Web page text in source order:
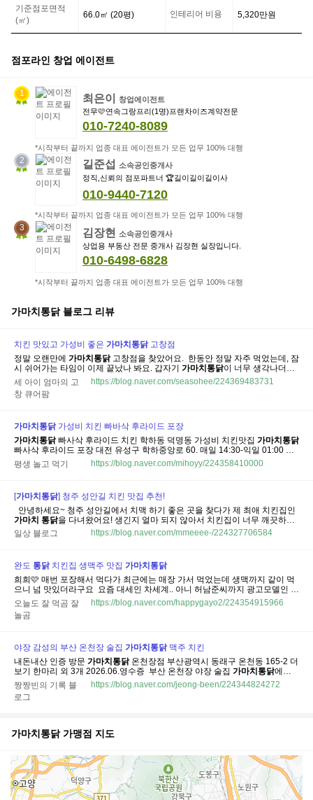
어
비
용
보
기준점포면적
(㎡)
66.0㎡ (20평) 인테리어 비용 5,320만원
점포라인 창업 에이전트
1 최은이
창업에이전트
전무🩷연속그랑프리(1명)프랜차이즈계약전문
010-7240-8089
*시작부터 끝까지 업종 대표 에이전트가 모든 업무 100% 대행
2 길준섭
소속공인중개사
정직,신뢰의 점포파트너 🏆길이길이길이사
010-9440-7120
*시작부터 끝까지 업종 대표 에이전트가 모든 업무 100% 대행
3 김장현
소속공인중개사
상업용 부동산 전문 중개사 김장현 실장입니다.
010-6498-6828
*시작부터 끝까지 업종 대표 에이전트가 모든 업무 100% 대행
가마치통닭블로그 리뷰
치킨 맛있고 가성비 좋은 가마치 통닭고창점
정말 오랜만에 가마치 통닭고창점을 찾았어요. ​ 한동안 정말 자주 먹었는데, 잠
시 쉬어가는 타임이 이제 끝났나 봐요. 갑자기 가마치 통닭이 너무 생각나더라
고요. 그래서가마치 통닭고창점에 전화해서통닭2마리를 튀겨 달라고 주문
했어요. 🍗
가마치
고창점 ​ 🕒 영업시간 10시 30분 ~ 22시 30분 (라스트
오더...
세 아이 엄마의 고
창 큐어팜
https://blog.naver.com/seasohee/224369483731
가마치통닭가성비 치킨 빠바삭 후라이드 포장
가마치통닭빠사삭 후라이드 치킨 학하동 덕명동 가성비 치킨맛집 가마치통닭
빠사삭 후라이드 포장 대전 유성구 학하중앙로 60. 매일 14:30-익일 01:00 아
파트 상가 주차장 이용 아파트 상가 화장실 이용 홀 매장 좌석 있음 1주일에 한
번 정도는 꼭 먹는
가마치통닭입니다. 다이어트한다는 생각으로 튀김옷이 거
평생 놀고 먹기 https://blog.naver.com/mihoyy/224358410000
[가마치통닭] 청주 성안길 치킨 맛집 추천!
​ ​ 안녕하세요~ 청주 성안길에서 치맥 하기 좋은 곳을 찾다가 제 최애 치킨집인
가마치 통닭을 다녀왔어요! 생긴지 얼마 되지 않아서 치킨집이 너무 깨끗하고
분위기도 좋고 무엇보다 빔 프로젝터가 있어서 야구 시즌에 방문하기에 너무
좋겠더라고요 후기 들려드릴게요🌟 ​ ​ ​ ​ 🔆영업시간:매일 16:00 - 다음날 01:00
일상 블로그 https://blog.naver.com/mmeeee-/224327706584
완도 통닭치킨집 생맥주 맛집 가마치 통닭
희희🩷 매번 포장해서 먹다가 최근에는 매장 가서 먹었는데 생맥까지 같이 먹
으니 넘 맛있더라구요 ​ 요즘 대세인 차세계.. 아니 허남준씨까지 광고모델인 가
마치
통닭 ! ​ 바~~로 포스팅 낋여옴 ​ ​ ​ ​ 영업시간 15:00 - 24:00 주방마감 23:00
매주 일요일 정기휴무 참고해주세요 ​ 주문은 각 테이블에 비치된 키오스크로
해...
오늘도 잘 먹곰 잘
놀곰
https://blog.naver.com/happygayo2/224354915966
야장 감성의 부산 온천장 술집 가마치 통닭맥주 치킨
내돈내산 인증 방문 가마치 통닭온천장점 부산광역시 동래구 온천동 165-2 더
보기 한마리 외 3개 2026.06.영수증 ​ 부산 온천장 야장 술집 가마치 통닭에서
의 치킨과 맥주 방문일 2026년 6월 11일가마치통닭온천장점 주소 : 부산 동
래구 금강공원로 10-1 영업시간 : 매일 16:00~다음 날 00:30 가게 번호 : 051-
556-7292...
짱짱빈의 기록 블
로그
https://blog.naver.com/jeong-been/224344824272
가마치통닭가맹점 지도